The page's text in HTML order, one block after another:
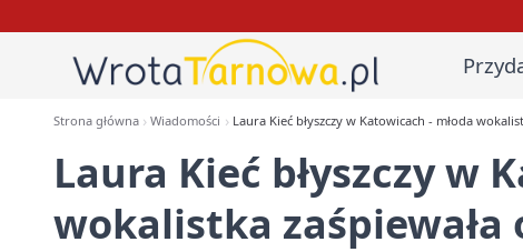
Strona główna Wiadomości Laura Kieć błyszczy w Katowicach - młoda
Laura Kieć błyszczy w
wokalistka zaśpiewała